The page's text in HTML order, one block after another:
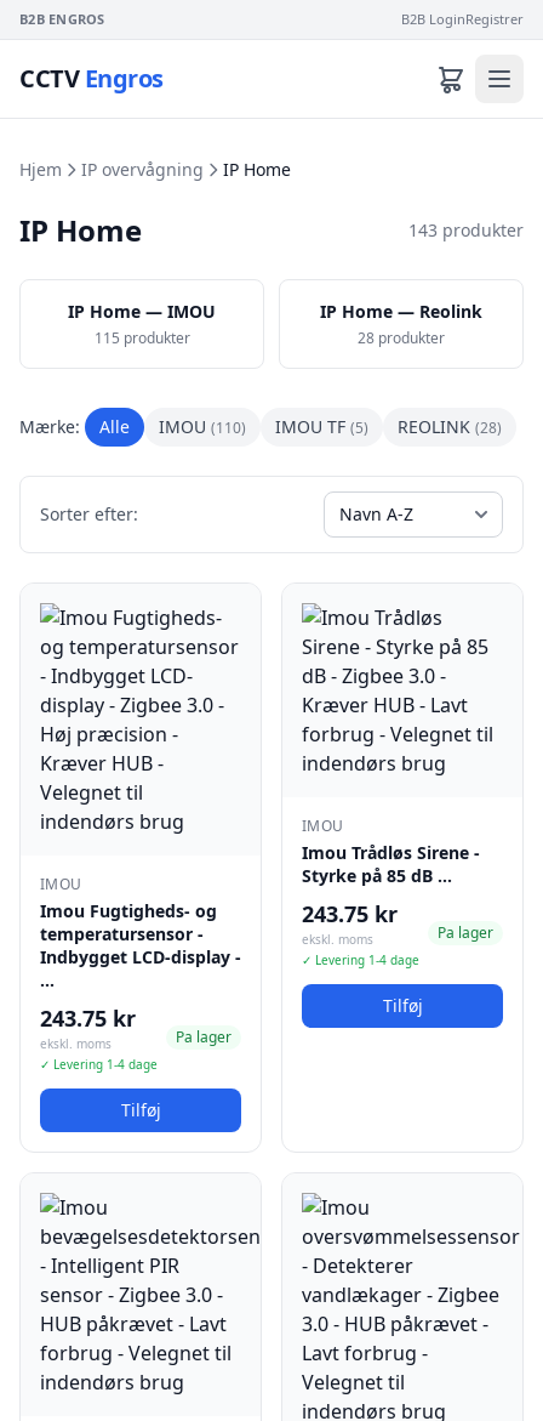
B2B ENGROS B2B LoginRegistrer
CCTVEngros
Hjem IP overvågning IP Home
IP Home 143 produkter
IP Home — IMOU
115 produkter
IP Home — Reolink
28 produkter
Mærke: Alle IMOU (110) IMOU TF (5) REOLINK (28)
Sorter efter:
IMOU
Imou Fugtigheds- og
temperatursensor -
Indbygget LCD-display -
…
243.75 kr
ekskl. moms
✓ Levering 1-4 dage
Pa lager
Tilføj
IMOU
Imou Trådløs Sirene -
Styrke på 85 dB …
243.75 kr
ekskl. moms
✓ Levering 1-4 dage
Pa lager
Tilføj